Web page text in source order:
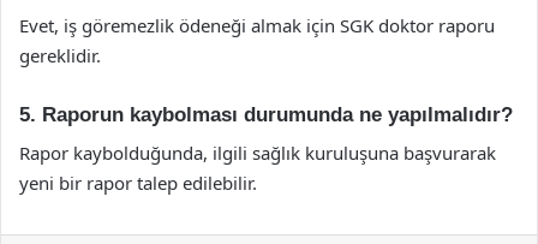
Evet, iş göremezlik ödeneği almak için SGK doktor raporu
gereklidir.
5. Raporun kaybolması durumunda ne yapılmalıdır?
Rapor kaybolduğunda, ilgili sağlık kuruluşuna başvurarak
yeni bir rapor talep edilebilir.